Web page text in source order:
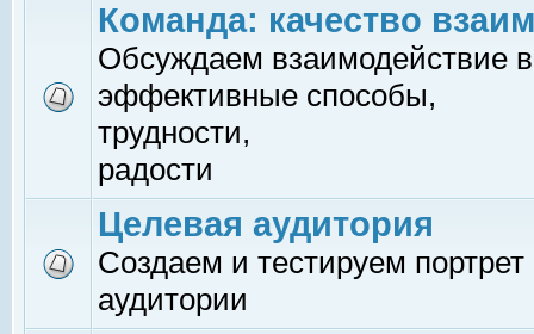
Команда: качество
Обсуждаем взаимодействие
эффективные способы,
трудности,
радости
Целевая аудитория
Создаем и тестируем
аудитории